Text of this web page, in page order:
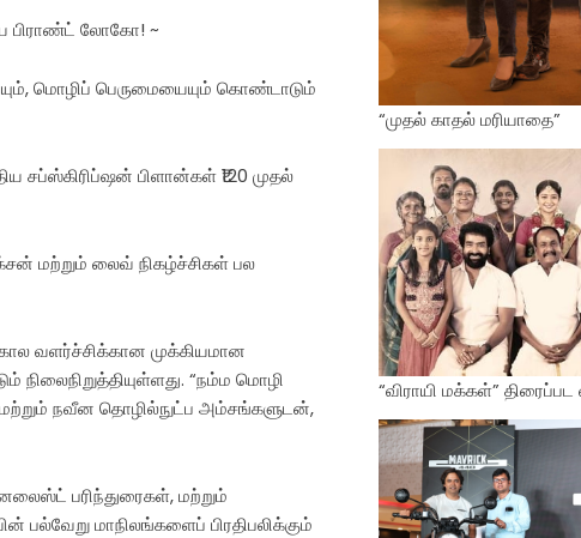
பிராண்ட் லோகோ! ~
மொழிப் பெருமையையும் கொண்டாடும்
சப்ஸ்கிரிப்ஷன் பிளான்கள் ₹120 முதல்
மற்றும் லைவ் நிகழ்ச்சிகள் பல
வளர்ச்சிக்கான முக்கியமான
“நம்ம மொழி
மற்றும் நவீன தொழில்நுட்ப அம்சங்களுடன்,
பரிந்துரைகள், மற்றும்
பல்வேறு மாநிலங்களைப் பிரதிபலிக்கும்
“முதல் காதல் மரியாதை”
“விராயி மக்கள்”